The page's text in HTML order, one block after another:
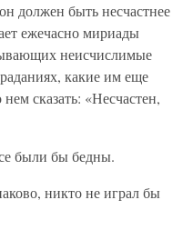
должен быть несчастнее
ежечасно мириады
неисчислимые
какие им еще
сказать: «Несчастен,
были бы бедны.
никто не играл бы